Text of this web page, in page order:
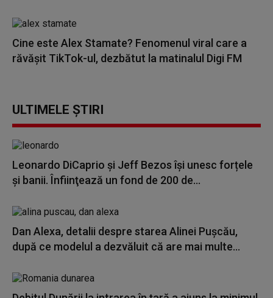
Cine este Alex Stamate? Fenomenul viral care a
răvășit TikTok-ul, dezbătut la matinalul Digi FM
ULTIMELE ȘTIRI
Leonardo DiCaprio şi Jeff Bezos își unesc forțele
și banii. Înfiinţează un fond de 200 de...
Dan Alexa, detalii despre starea Alinei Pușcău,
după ce modelul a dezvăluit că are mai multe...